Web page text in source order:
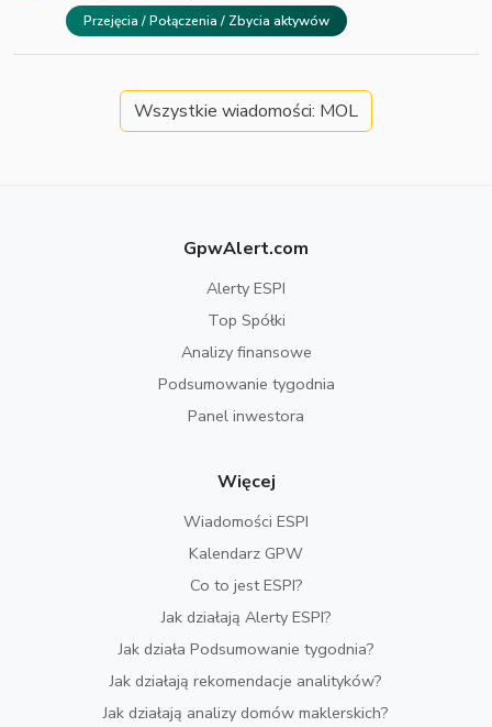
Przejęcia / Połączenia / Zbycia aktywów
Wszystkie wiadomości: MOL
GpwAlert.com
Alerty ESPI
Top Spółki
Analizy finansowe
Podsumowanie tygodnia
Panel inwestora
Więcej
Wiadomości ESPI
Kalendarz GPW
Co to jest ESPI?
Jak działają Alerty ESPI?
Jak działa Podsumowanie tygodnia?
Jak działają rekomendacje analityków?
Jak działają analizy domów maklerskich?